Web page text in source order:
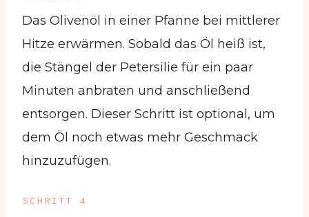
Das Olivenöl in einer Pfanne bei mittlerer
Hitze erwärmen. Sobald das Öl heiß ist,
die Stängel der Petersilie für ein paar
Minuten anbraten und anschließend
entsorgen. Dieser Schritt ist optional, um
dem Öl noch etwas mehr Geschmack
hinzuzufügen.
SCHRITT 4